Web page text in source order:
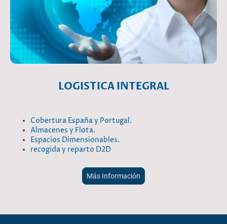
LOGISTICA INTEGRAL
Cobertura España y Portugal.
Almacenes y Flota.
Espacios Dimensionables.
recogida y reparto D2D
Más Información